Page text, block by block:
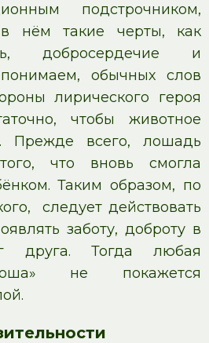
подстрочником,
нём такие черты, как
добросердечие и
обычных слов
лирического героя
чтобы животное
Прежде всего, лошадь
что вновь смогла
Таким образом, по
следует действовать
заботу, доброту в
друга. Тогда любая
не покажется